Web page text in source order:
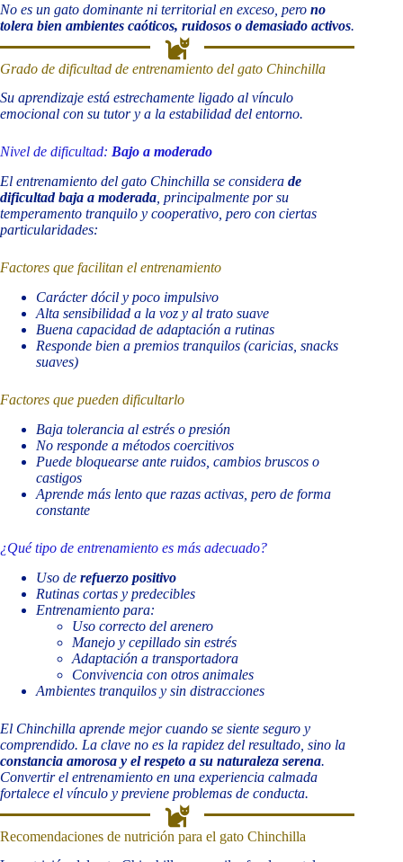
No es un gato dominante ni territorial en exceso, pero no
tolera bien ambientes caóticos, ruidosos o demasiado activos.
Grado de dificultad de entrenamiento del gato Chinchilla
Su aprendizaje está estrechamente ligado al vínculo
emocional con su tutor y a la estabilidad del entorno.
Nivel de dificultad: Bajo a moderado
El entrenamiento del gato Chinchilla se considera de
dificultad baja a moderada , principalmente por su
temperamento tranquilo y cooperativo, pero con ciertas
particularidades:
Factores que facilitan el entrenamiento
Carácter dócil y poco impulsivo
Alta sensibilidad a la voz y al trato suave
Buena capacidad de adaptación a rutinas
Responde bien a premios tranquilos (caricias, snacks
suaves)
Factores que pueden dificultarlo
Baja tolerancia al estrés o presión
No responde a métodos coercitivos
Puede bloquearse ante ruidos, cambios bruscos o
castigos
Aprende más lento que razas activas, pero de forma
constante
¿Qué tipo de entrenamiento es más adecuado?
Uso de refuerzo positivo
Rutinas cortas y predecibles
Entrenamiento para:
Uso correcto del arenero
Manejo y cepillado sin estrés
Adaptación a transportadora
Convivencia con otros animales
Ambientes tranquilos y sin distracciones
El Chinchilla aprende mejor cuando se siente seguro y
comprendido. La clave no es la rapidez del resultado, sino la
constancia amorosa y el respeto a su naturaleza serena.
Convertir el entrenamiento en una experiencia calmada
fortalece el vínculo y previene problemas de conducta.
Recomendaciones de nutrición para el gato Chinchilla